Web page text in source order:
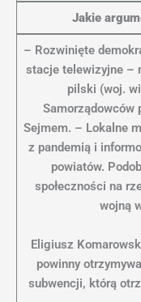
Jakie
– Rozwinięte
stacje telewizyjne –
pilski (woj.
Samorządowców
Sejmem. – Lokalne
z pandemią i
powiatów.
społeczności na
wojną
Eligiusz
powinny
subwencji, którą